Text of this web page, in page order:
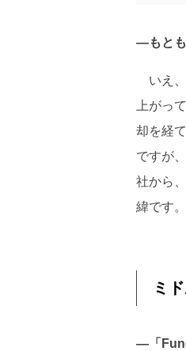
―もとも
いえ、
上がっ
却を経
ですが
社から
緯です。
ミ
―「